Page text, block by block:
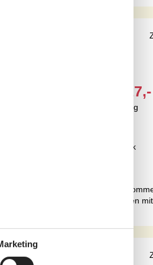
517,-
Inkl. Endreinigung
Grundstück
dieses idyllische Ferienhaus
Verbringen Sie gemütliche Stunden